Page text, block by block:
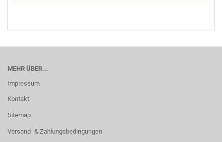
MEHR ÜBER...
Impressum
Kontakt
Sitemap
Versand- & Zahlungsbedingungen